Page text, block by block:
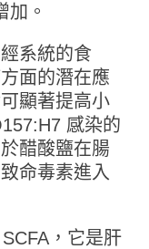
加。
系統的食
面的潛在應
顯著提高小
感染的
醋酸鹽在腸
命毒素進入
，它是肝